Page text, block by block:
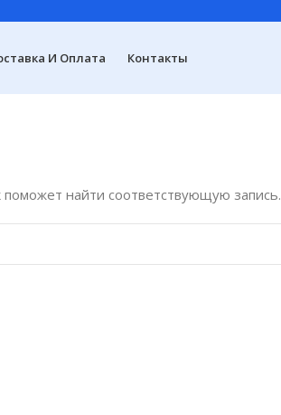
И Оплата Контакты
найти соответствующую запись.